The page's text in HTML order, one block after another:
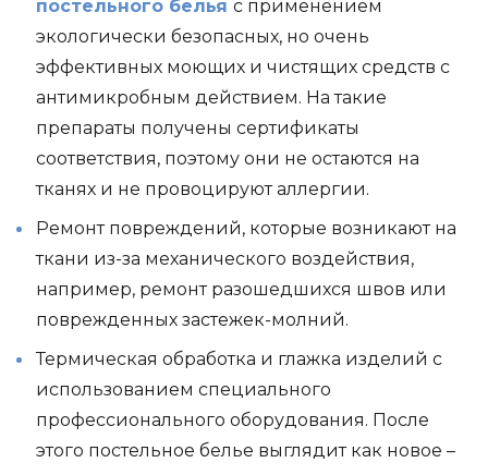
постельного белья с применением
экологически безопасных, но очень
эффективных моющих и чистящих средств с
антимикробным действием. На такие
препараты получены сертификаты
соответствия, поэтому они не остаются на
тканях и не провоцируют аллергии.
Ремонт повреждений, которые возникают на
ткани из-за механического воздействия,
например, ремонт разошедшихся швов или
поврежденных застежек-молний.
Термическая обработка и глажка изделий с
использованием специального
профессионального оборудования. После
этого постельное белье выглядит как новое –